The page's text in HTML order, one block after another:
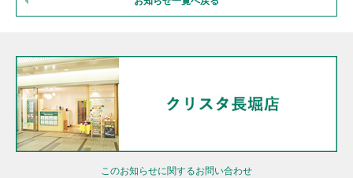
このお知らせに関するお問い合わせ